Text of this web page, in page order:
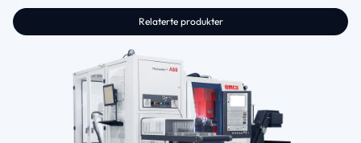
Relaterte produkter